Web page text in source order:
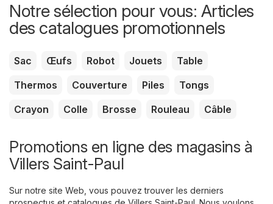
Notre sélection pour vous: Articles
des catalogues promotionnels
Sac Œufs Robot Jouets
Table
Thermos
Couverture Piles
Tongs
Crayon
Colle Brosse Rouleau Câble
Promotions en ligne des magasins à
Villers Saint-Paul
Sur notre site Web, vous pouvez trouver les derniers